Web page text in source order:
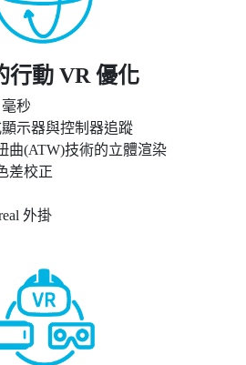
行動 VR 優化
秒
示器與控制器追蹤
曲(ATW)技術的立體渲染
差校正
外掛